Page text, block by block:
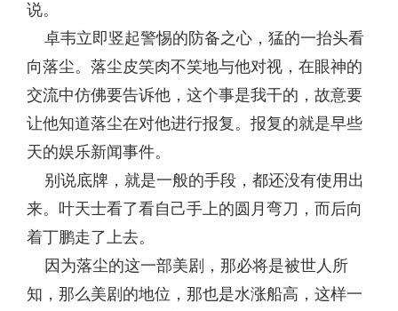
说。
卓韦立即竖起警惕的防备之心，猛的一抬头看
向落尘。落尘皮笑肉不笑地与他对视，在眼神的
交流中仿佛要告诉他，这个事是我干的，故意要
让他知道落尘在对他进行报复。报复的就是早些
天的娱乐新闻事件。
别说底牌，就是一般的手段，都还没有使用出
来。叶天士看了看自己手上的圆月弯刀，而后向
着丁鹏走了上去。
因为落尘的这一部美剧，那必将是被世人所
知，那么美剧的地位，那也是水涨船高，这样一